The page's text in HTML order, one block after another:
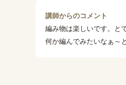
講師からのコメント
編み物は楽しいです。と
何か編んでみたいなぁ～